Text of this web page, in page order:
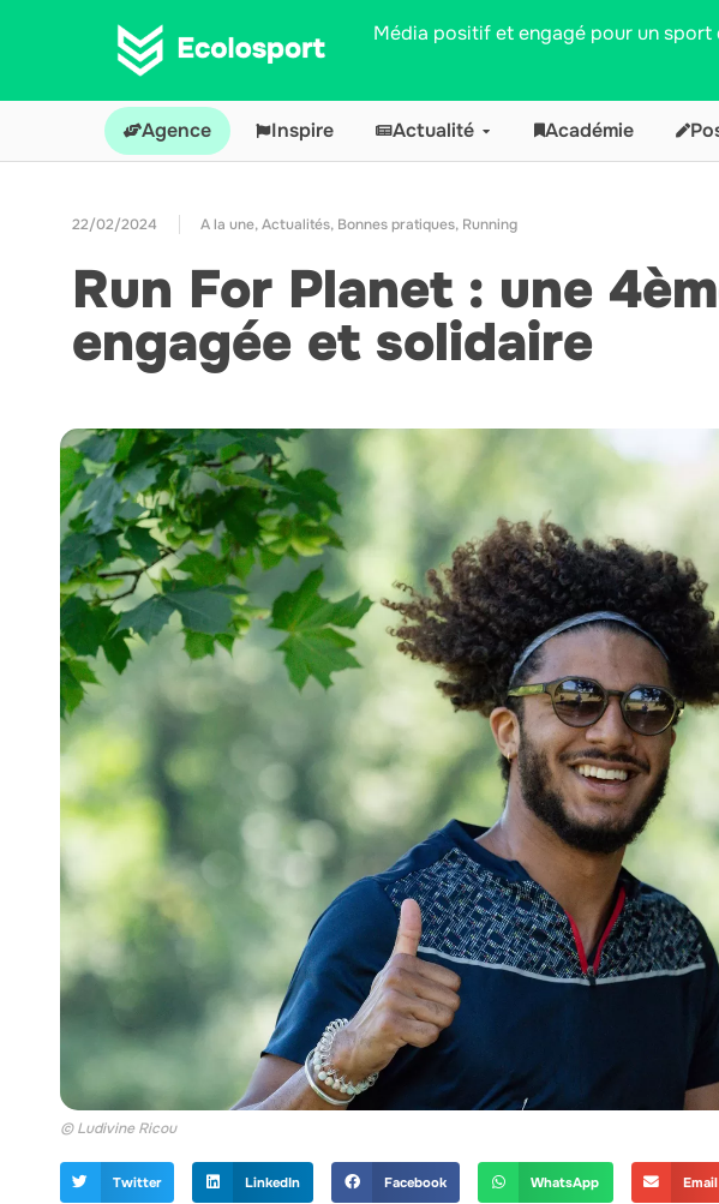
Média positif et engagé pour un sport
Agence Inspire Actualité Académie
22/02/2024 A la une,Actualités, Bonnes pratiques, Running
Run For Planet : une
engagée et solidaire
© Ludivine Ricou
Twitter LinkedIn Facebook WhatsApp Email